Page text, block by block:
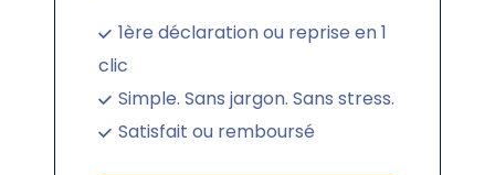
1ère déclaration ou reprise en 1
clic
Simple. Sans jargon. Sans stress.
Satisfait ou remboursé